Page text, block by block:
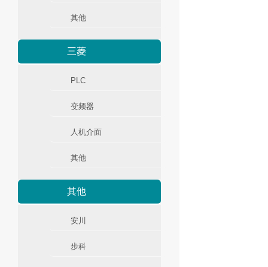
其他
三菱
PLC
变频器
人机介面
其他
其他
安川
步科